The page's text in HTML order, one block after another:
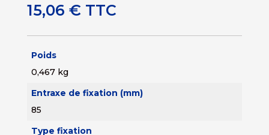
15,06 € TTC
Poids
0,467 kg
Entraxe de fixation (mm)
85
Type fixation